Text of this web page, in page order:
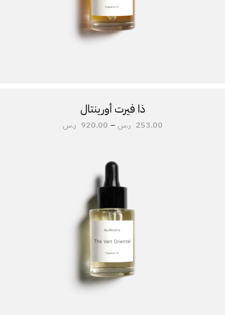
ذا فيرت أورينتال
253.00 ر.س –
920.00 ر.س